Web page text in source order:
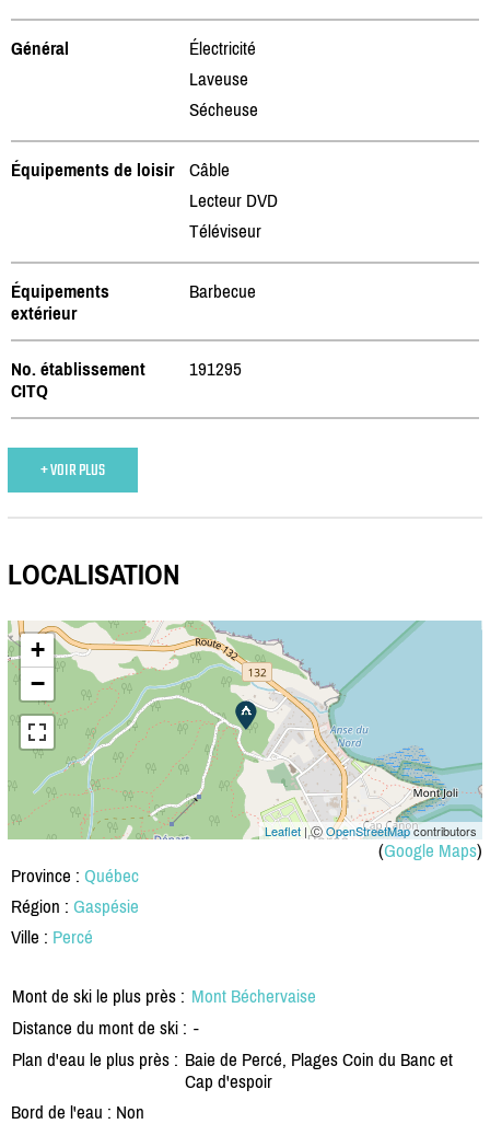
Général
Électricité
Laveuse
Sécheuse
Équipements de loisir
Câble
Lecteur DVD
Téléviseur
Équipements
extérieur
Barbecue
No. établissement
CITQ
191295
+ VOIR PLUS
LOCALISATION
+
−
Leaflet | ⒸOpenStreetMapcontributors
(Google Maps)
Province : Québec
Région : Gaspésie
Ville : Percé
Mont de ski le plus près : Mont Béchervaise
Distance du mont de ski : -
Plan d'eau le plus près : Baie de Percé, Plages Coin du Banc et
Cap d'espoir
Bord de l'eau : Non